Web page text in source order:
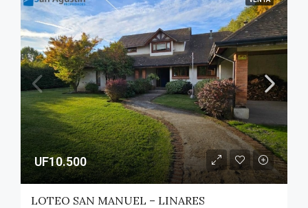
UF10.500
LOTEO SAN MANUEL – LINARES